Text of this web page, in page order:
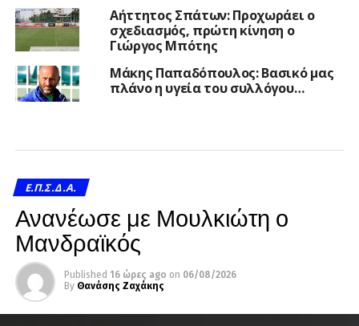
Αήττητος Σπάτων: Προχωράει ο
σχεδιασμός, πρώτη κίνηση ο
Γιώργος Μπότης
Μάκης Παπαδόπουλος: Βασικό μας
πλάνο η υγεία του συλλόγου…
Ε.Π.Σ.Δ.Α.
Ανανέωσε με Μουλκιώτη ο
Μανδραϊκός
Published 16 ώρες ago on 06/08/2026
By Θανάσης Ζαχάκης